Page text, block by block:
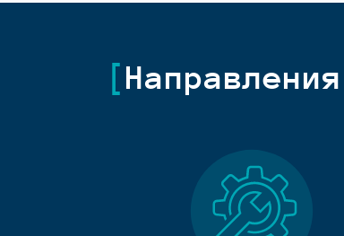
Направления